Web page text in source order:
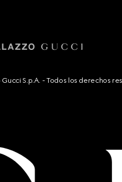
S.p.A. - Todos los derechos